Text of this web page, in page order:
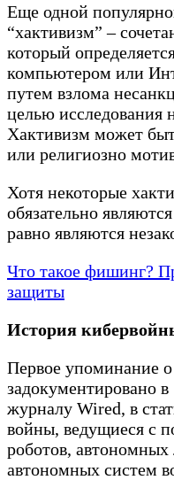
Еще одной
“хактивизм” –
который
компьютером или
путем взлома
целью исследования
Хактивизм может
или религиозно
Хотя некоторые
обязательно
равно являются
Что такое фишинг?
защиты
История
Первое упоминание
задокументировано в
журналу Wired, в
войны, ведущиеся с
роботов, автономных
автономных систем